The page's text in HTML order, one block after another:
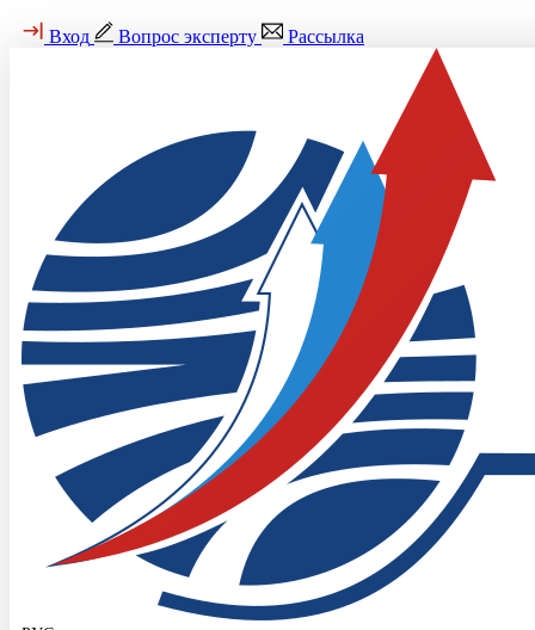
Вход Вопрос эксперту Рассылка
ПИР-Пресс сообщает
ПИР-Центр поздравляет
Татьяну Шаклеину с юбилеем!
ПИР-Центр поздравляет Татьяну Шаклеину
с юбилеем!
1 декабря 2022
ПИР-Тост
Сегодня свой юбилей отмечает д.полит.н.,
заслуженный деятель науки РФ, профессор и
руководитель кафедры прикладного анализа
международных проблем МГИМО МИД
России Татьяна Алексеевна Шаклеина!
Свои поздравления Татьяне Алексеевне в
видеоформате шлют основатель и директор
ПИР-Центра, профессор МГИМО МИД России